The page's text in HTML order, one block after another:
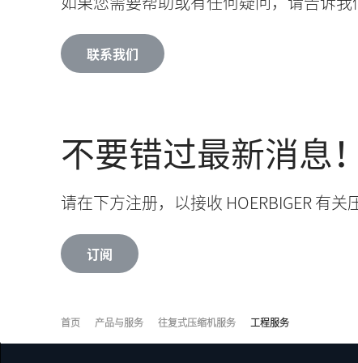
联系我们
不要错过最新消息！
请在下方注册，以接收 HOERBIGER 有
订阅
首页 产品与服务 往复式压缩机服务 工程服务